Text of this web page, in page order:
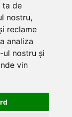
ta de
nostru,
reclame
analiza
nostru și
vin
Oakley
Alpina